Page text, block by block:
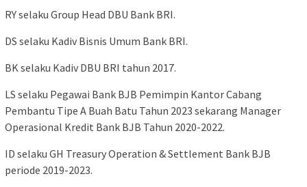
RY selaku Group Head DBU Bank BRI.
DS selaku Kadiv Bisnis Umum Bank BRI.
BK selaku Kadiv DBU BRI tahun 2017.
LS selaku Pegawai Bank BJB Pemimpin Kantor Cabang
Pembantu Tipe A Buah Batu Tahun 2023 sekarang Manager
Operasional Kredit Bank BJB Tahun 2020-2022.
ID selaku GH Treasury Operation & Settlement Bank BJB
periode 2019-2023.